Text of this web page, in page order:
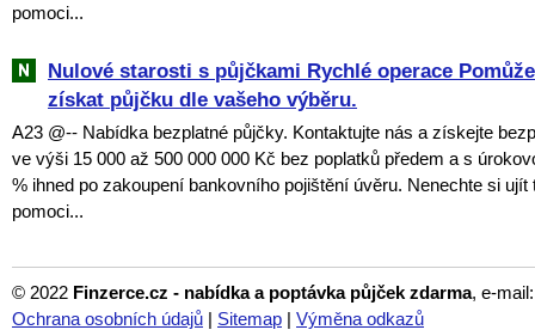
pomoci...
Nulové starosti s půjčkami Rychlé operace
získat půjčku dle vašeho výběru.
A23 @-- Nabídka bezplatné půjčky. Kontaktujte nás a získejte
ve výši 15 000 až 500 000 000 Kč bez poplatků předem a s
% ihned po zakoupení bankovního pojištění úvěru. Nenechte si ujít
pomoci...
© 2022 Finzerce.cz - nabídka a poptávka půjček zdarma, e-
Ochrana osobních údajů | Sitemap | Výměna odkazů